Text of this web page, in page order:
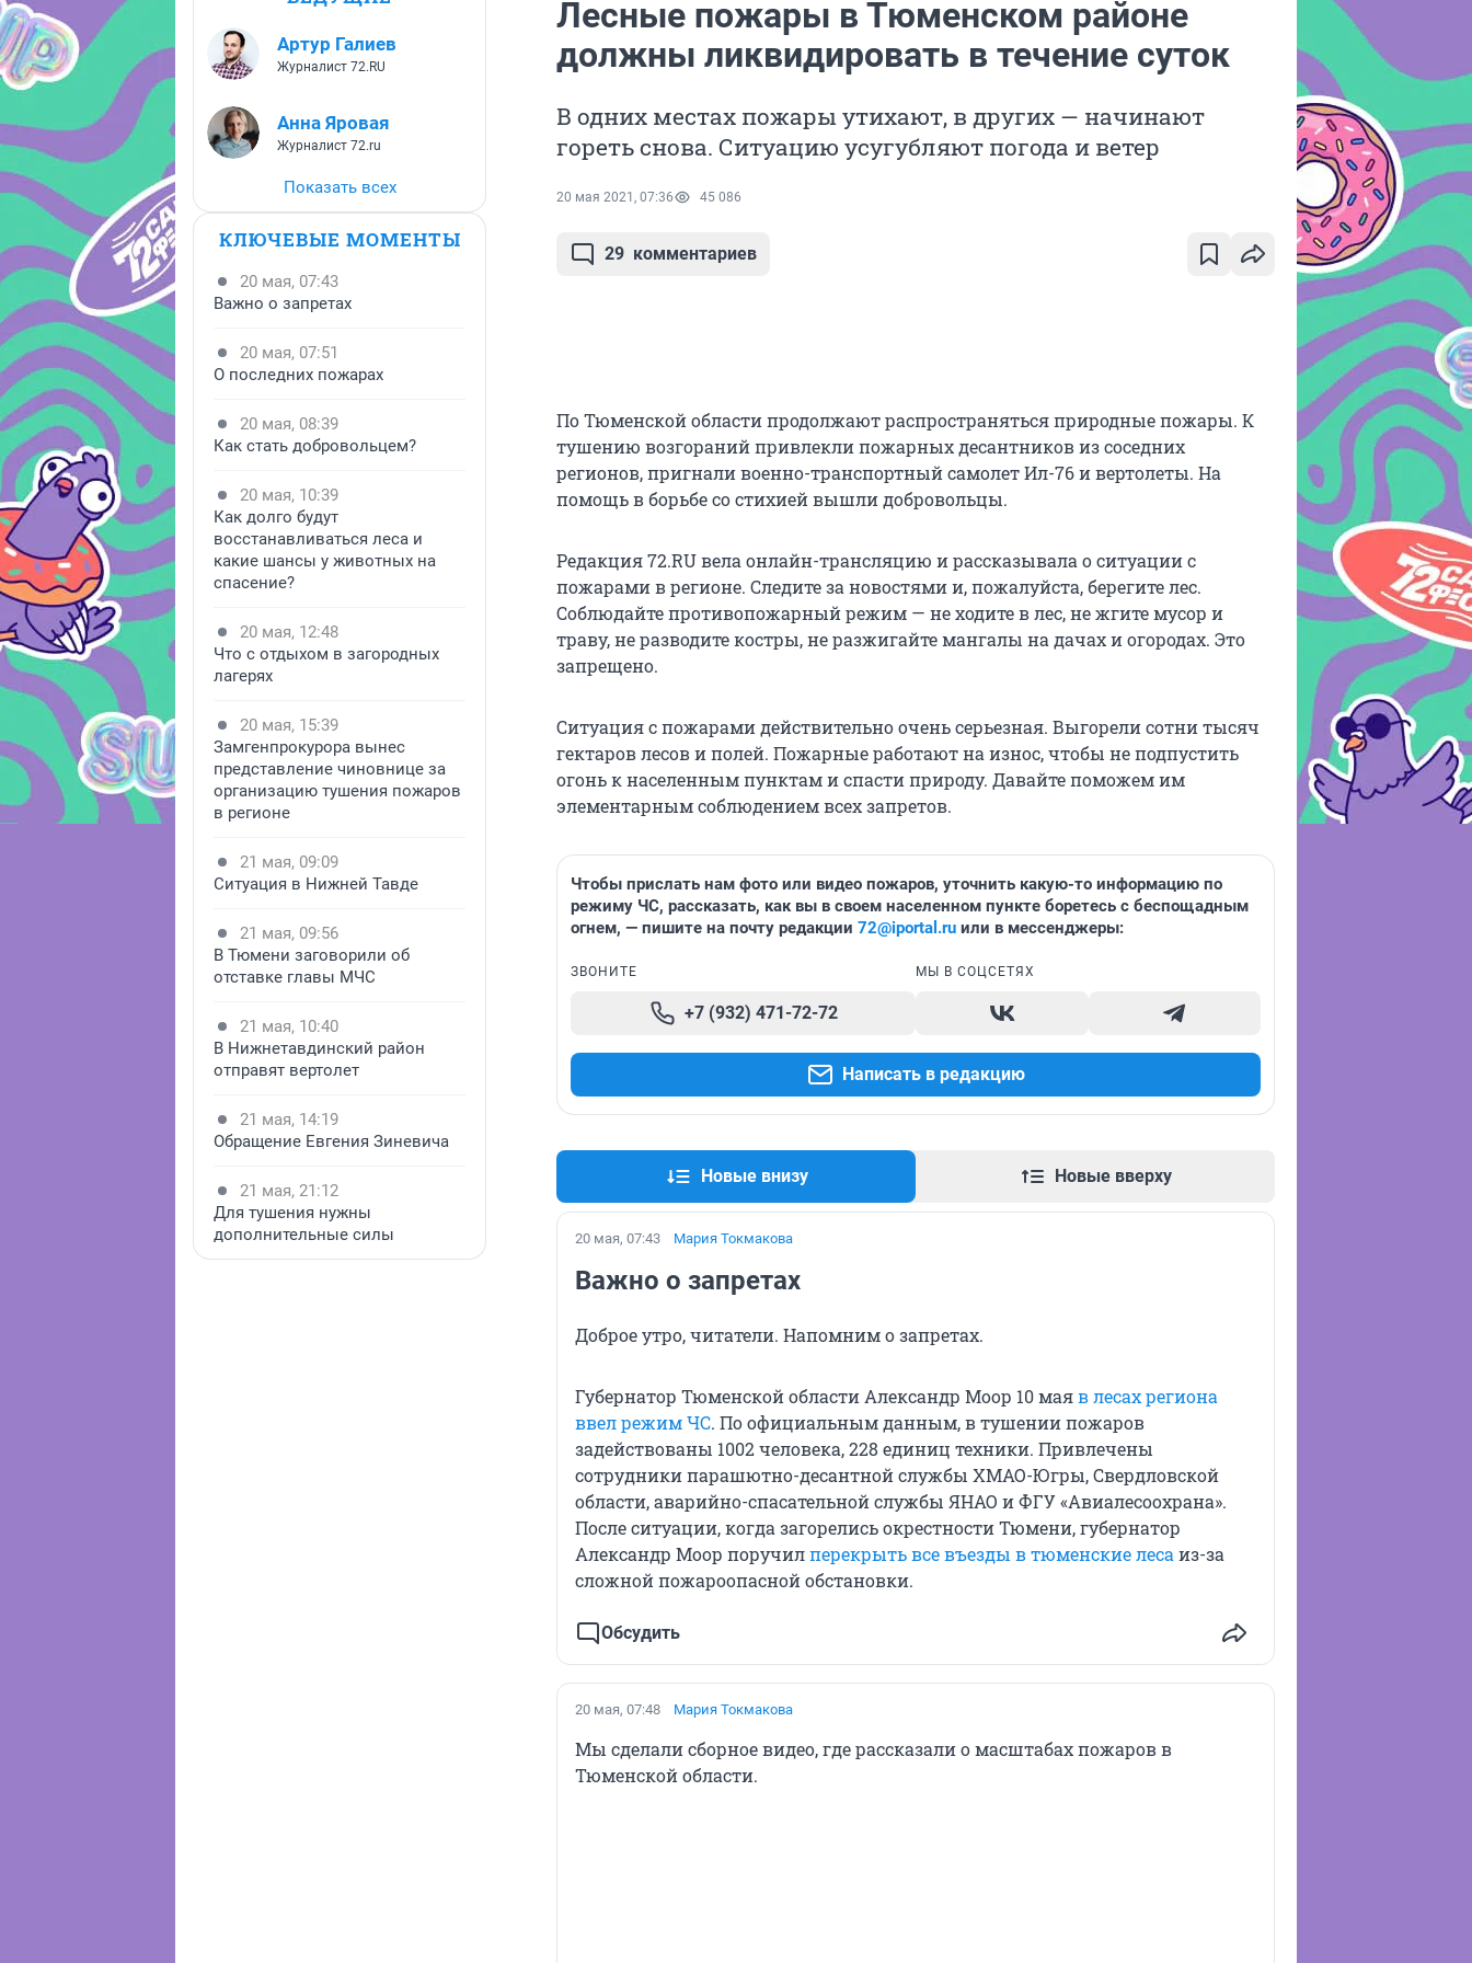
Артур Галиев
Журналист 72.RU
Анна Яровая
Журналист 72.ru
Показать всех
КЛЮЧЕВЫЕ МОМЕНТЫ
20 мая, 07:43
Важно о запретах
20 мая, 07:51
О последних пожарах
20 мая, 08:39
Как стать добровольцем?
20 мая, 10:39
Как долго будут
восстанавливаться леса и
какие шансы у животных на
спасение?
20 мая, 12:48
Что с отдыхом в загородных
лагерях
20 мая, 15:39
Замгенпрокурора вынес
представление чиновнице за
организацию тушения пожаров
в регионе
21 мая, 09:09
Ситуация в Нижней Тавде
21 мая, 09:56
В Тюмени заговорили об
отставке главы МЧС
21 мая, 10:40
В Нижнетавдинский район
отправят вертолет
21 мая, 14:19
Обращение Евгения Зиневича
21 мая, 21:12
Для тушения нужны
дополнительные силы
Лесные пожары в Тюменском районе
должны ликвидировать в течение суток
В одних местах пожары утихают, в других — начинают
гореть снова. Ситуацию усугубляют погода и ветер
20 мая 2021, 07:36 45 086
29 комментариев
По Тюменской области продолжают распространяться природные пожары. К
тушению возгораний привлекли пожарных десантников из соседних
регионов, пригнали военно-транспортный самолет Ил-76 и вертолеты. На
помощь в борьбе со стихией вышли добровольцы.
Редакция 72.RU вела онлайн-трансляцию и рассказывала о ситуации с
пожарами в регионе. Следите за новостями и, пожалуйста, берегите лес.
Соблюдайте противопожарный режим — не ходите в лес, не жгите мусор и
траву, не разводите костры, не разжигайте мангалы на дачах и огородах. Это
запрещено.
Ситуация с пожарами действительно очень серьезная. Выгорели сотни тысяч
гектаров лесов и полей. Пожарные работают на износ, чтобы не подпустить
огонь к населенным пунктам и спасти природу. Давайте поможем им
элементарным соблюдением всех запретов.
Чтобы прислать нам фото или видео пожаров, уточнить какую-то информацию по
режиму ЧС, рассказать, как вы в своем населенном пункте боретесь с беспощадным
огнем, — пишите на почту редакции 72@iportal.ru или в мессенджеры:
ЗВОНИТЕ
+7 (932) 471-72-72
МЫ В СОЦСЕТЯХ
Написать в редакцию
Новые внизу Новые вверху
20 мая, 07:43 Мария Токмакова
Важно о запретах
Доброе утро, читатели. Напомним о запретах.
Губернатор Тюменской области Александр Моор 10 маяв лесах региона
ввел режим ЧС. По официальным данным, в тушении пожаров
задействованы 1002 человека, 228 единиц техники. Привлечены
сотрудники парашютно-десантной службы ХМАО-Югры, Свердловской
области, аварийно-спасательной службы ЯНАО и ФГУ «Авиалесоохрана».
После ситуации, когда загорелись окрестности Тюмени, губернатор
Александр Моор поручилперекрыть все въезды в тюменские леса из-за
сложной пожароопасной обстановки.
Обсудить
20 мая, 07:48 Мария Токмакова
Мы сделали сборное видео, где рассказали о масштабах пожаров в
Тюменской области.